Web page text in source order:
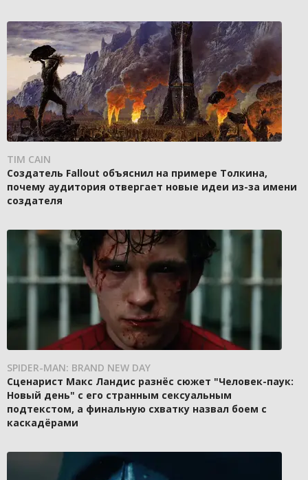
TIM CAIN
Создатель Fallout объяснил на примере Толкина,
почему аудитория отвергает новые идеи из-за имени
создателя
SPIDER-MAN: BRAND NEW DAY
Сценарист Макс Ландис разнёс сюжет "Человек-паук:
Новый день" с его странным сексуальным
подтекстом, а финальную схватку назвал боем с
каскадёрами